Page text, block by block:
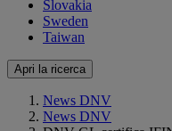
Slovakia
Sweden
Taiwan
Apri la ricerca
News DNV
News DNV